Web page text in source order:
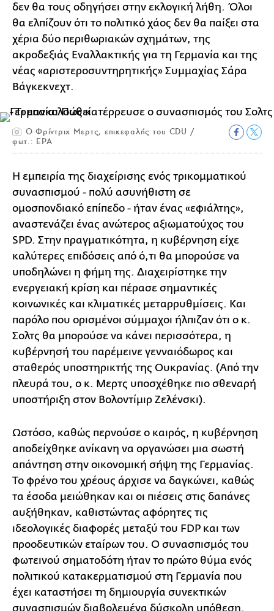
δεν θα τους οδηγήσει στην εκλογική λήθη. Όλοι
θα ελπίζουν ότι το πολιτικό χάος δεν θα παίξει στα
χέρια δύο περιθωριακών σχημάτων, της
ακροδεξιάς Εναλλακτικής για τη Γερμανία και της
νέας «αριστεροσυντηρητικής» Συμμαχίας Σάρα
Βάγκεκνεχτ.
Ο Φρίντριχ Μερτς, επικεφαλής του CDU /
φωτ.: ΕΡΑ
Η εμπειρία της διαχείρισης ενός τρικομματικού
συνασπισμού - πολύ ασυνήθιστη σε
ομοσπονδιακό επίπεδο - ήταν ένας «εφιάλτης»,
αναστενάζει ένας ανώτερος αξιωματούχος του
SPD. Στην πραγματικότητα, η κυβέρνηση είχε
καλύτερες επιδόσεις από ό,τι θα μπορούσε να
υποδηλώνει η φήμη της. Διαχειρίστηκε την
ενεργειακή κρίση και πέρασε σημαντικές
κοινωνικές και κλιματικές μεταρρυθμίσεις. Και
παρόλο που ορισμένοι σύμμαχοι ήλπιζαν ότι ο κ.
Σολτς θα μπορούσε να κάνει περισσότερα, η
κυβέρνησή του παρέμεινε γενναιόδωρος και
σταθερός υποστηρικτής της Ουκρανίας. (Από την
πλευρά του, ο κ. Μερτς υποσχέθηκε πιο σθεναρή
υποστήριξη στον Βολοντίμιρ Ζελένσκι).
Ωστόσο, καθώς περνούσε ο καιρός, η κυβέρνηση
αποδείχθηκε ανίκανη να οργανώσει μια σωστή
απάντηση στην οικονομική σήψη της Γερμανίας.
Το φρένο του χρέους άρχισε να δαγκώνει, καθώς
τα έσοδα μειώθηκαν και οι πιέσεις στις δαπάνες
αυξήθηκαν, καθιστώντας αφόρητες τις
ιδεολογικές διαφορές μεταξύ του FDP και των
προοδευτικών εταίρων του. Ο συνασπισμός του
φωτεινού σηματοδότη ήταν το πρώτο θύμα ενός
πολιτικού κατακερματισμού στη Γερμανία που
έχει καταστήσει τη δημιουργία συνεκτικών
συνασπισμών διαβολεμένα δύσκολη υπόθεση.